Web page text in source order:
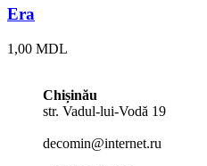
Era
1,00 MDL
Chișinău
str. Vadul-lui-Vodă 19
decomin@internet.ru